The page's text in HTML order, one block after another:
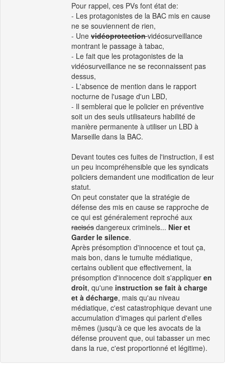
Pour rappel, ces PVs font état de:
- Les protagonistes de la BAC mis en cause
ne se souviennent de rien,
- Une vidéoprotectionvidéosurveillance
montrant le passage à tabac,
- Le fait que les protagonistes de la
vidéosurveillance ne se reconnaissent pas
dessus,
- L'absence de mention dans le rapport
nocturne de l'usage d'un LBD,
- Il semblerai que le policier en préventive
soit un des seuls utilisateurs habilité de
manière permanente à utiliser un LBD à
Marseille dans la BAC.
Devant toutes ces fuites de l'instruction, il est
un peu incompréhensible que les syndicats
policiers demandent une modification de leur
statut.
On peut constater que la stratégie de
défense des mis en cause se rapproche de
ce qui est généralement reproché aux
racisés dangereux criminels... Nier et
Garder le silence.
Après présomption d'innocence et tout ça,
mais bon, dans le tumulte médiatique,
certains oublient que effectivement, la
présomption d'innocence doit s'appliquer en
droit, qu'une instruction se fait à charge
et à décharge, mais qu'au niveau
médiatique, c'est catastrophique devant une
accumulation d'images qui parlent d'elles
mêmes (jusqu'à ce que les avocats de la
défense prouvent que, oui tabasser un mec
dans la rue, c'est proportionné et légitime).